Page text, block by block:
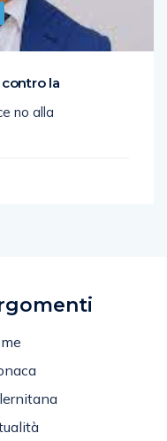
la
no alla